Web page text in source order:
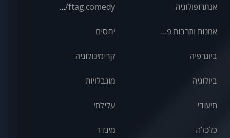
אנתרופולוגיה
אמנות ותרבות פופולרית
ביוגרפיה
ביולוגיה
front/ftag.comedy
יחסים
קרימינולוגיה
מוגבלויות
תיעודי
כלכלה
עלילתי
מיגדר